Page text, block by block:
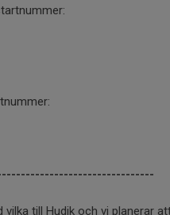
till Hudik och vi planerar